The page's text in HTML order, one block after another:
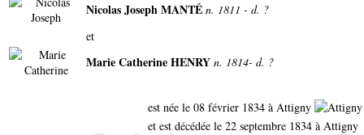
Nicolas Joseph MANTÉ n. 1811 - d. ?
et
Marie Catherine HENRY n. 1814- d. ?
est née le 08 février 1834 à Attigny
et est décédée le 22 septembre 1834 à Attigny